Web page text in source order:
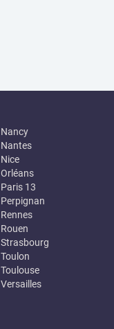
Nancy
Nantes
Nice
Orléans
Paris 13
Perpignan
Rennes
Rouen
Strasbourg
Toulon
Toulouse
Versailles